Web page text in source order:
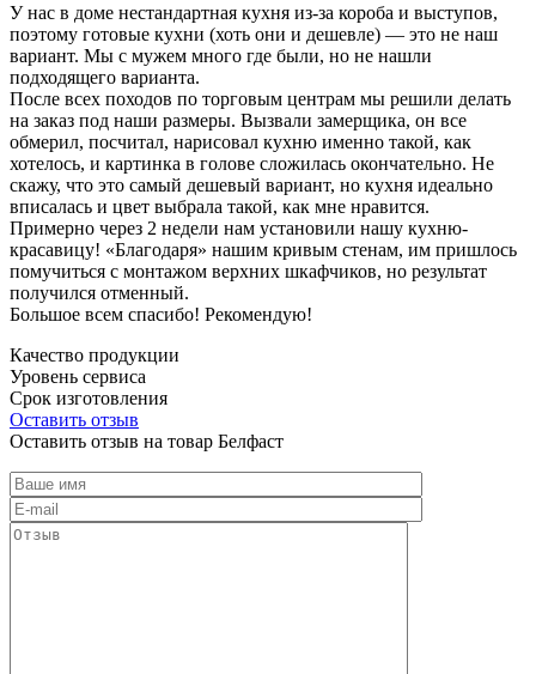
У нас в доме нестандартная кухня из-за короба и выступов,
поэтому готовые кухни (хоть они и дешевле) — это не наш
вариант. Мы с мужем много где были, но не нашли
подходящего варианта.
После всех походов по торговым центрам мы решили делать
на заказ под наши размеры. Вызвали замерщика, он все
обмерил, посчитал, нарисовал кухню именно такой, как
хотелось, и картинка в голове сложилась окончательно. Не
скажу, что это самый дешевый вариант, но кухня идеально
вписалась и цвет выбрала такой, как мне нравится.
Примерно через 2 недели нам установили нашу кухню-
красавицу! «Благодаря» нашим кривым стенам, им пришлось
помучиться с монтажом верхних шкафчиков, но результат
получился отменный.
Большое всем спасибо! Рекомендую!
Качество продукции
Уровень сервиса
Срок изготовления
Оставить отзыв
Оставить отзыв на товар Белфаст